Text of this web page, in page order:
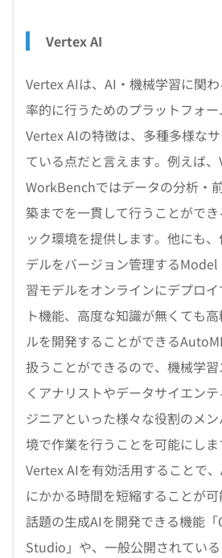
Vertex AI
Vertex AIは、AI・機械学習に関
率的に行うためのプラットフォー
Vertex AIの特徴は、多種多様な
ている点だと言えます。例えば
WorkBenchではデータの分析・
築までを一貫して行うことがで
ック環境を提供します。他にも
デルをバージョン管理する
習モデルをオンラインにデプロ
ト機能、高度な知識が無くても
ルを開発することができる
扱うことができるので、機械学
くアナリストやデータサイエン
ジニアといった様々な役割のメ
境で作業を行うことを可能にしま
Vertex AIを有効活用することで
にかかる時間を短縮することが可
話題の生成AIを開発できる機能
Studio」や、一般公開されてい